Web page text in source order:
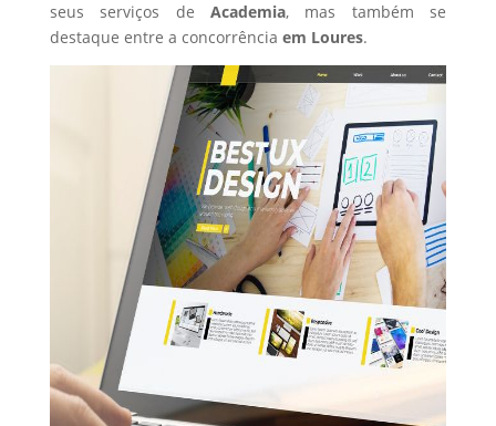
seus serviços de Academia, mas também se
destaque entre a concorrência em Loures.